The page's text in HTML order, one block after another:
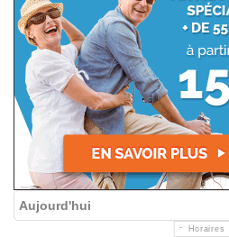
Aujourd'hui
Horaires